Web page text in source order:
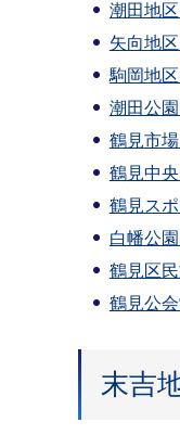
潮田地
矢向地
駒岡地
潮田公
鶴見市
鶴見中
鶴見ス
白幡公
鶴見区
鶴見公
末吉